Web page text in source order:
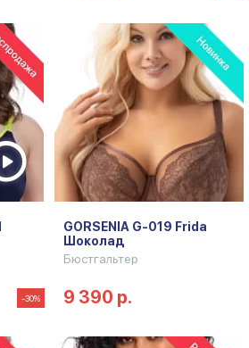
-30%
GORSENIA G-019 Frida
Шоколад
Бюстгальтер
9 390 р.